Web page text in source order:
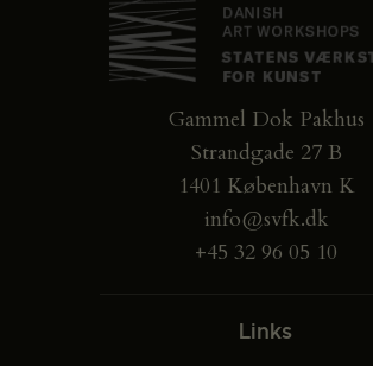
Gammel Dok Pakhus
Strandgade 27 B
1401 København K
info@svfk.dk
+45 32 96 05 10
Links